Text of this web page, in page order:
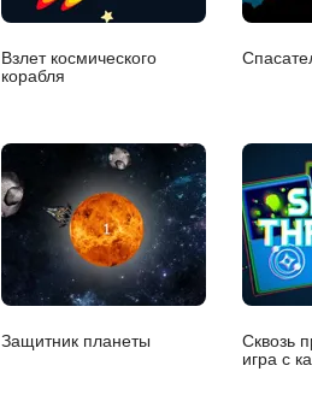
Взлет космического
корабля
Защитник планеты
Сквозь
игра с